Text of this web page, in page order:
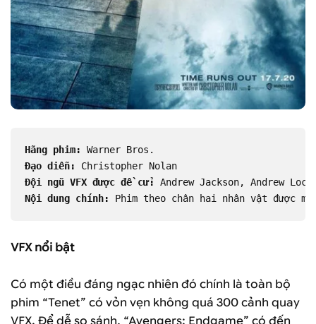
Hãng phim:
Warner Bros.
Đạo diễn:
Christopher Nolan
Đội ngũ VFX được đề cử:
Andrew Jackson, Andrew
Nội dung chính:
Phim theo chân hai nhân vật được
VFX nổi bật
Có một điều đáng ngạc nhiên đó chính là toàn bộ
phim “Tenet” có vỏn vẹn không quá 300 cảnh quay
VFX. Để dễ so sánh, “Avengers: Endgame” có đến